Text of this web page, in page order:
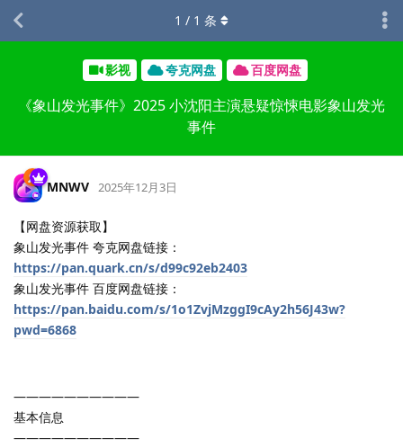
影视 夸克网盘 百度网盘
《象山发光事件》2025 小沈阳主演悬疑惊悚电影象山发光
事件
1 / 1 条
MNWV 2025年12月3日
【网盘资源获取】
象山发光事件 夸克网盘链接：
https://pan.quark.cn/s/d99c92eb2403
象山发光事件 百度网盘链接：
https://pan.baidu.com/s/1o1ZvjMzggI9cAy2h56J43w?
pwd=6868
——————————
基本信息
——————————